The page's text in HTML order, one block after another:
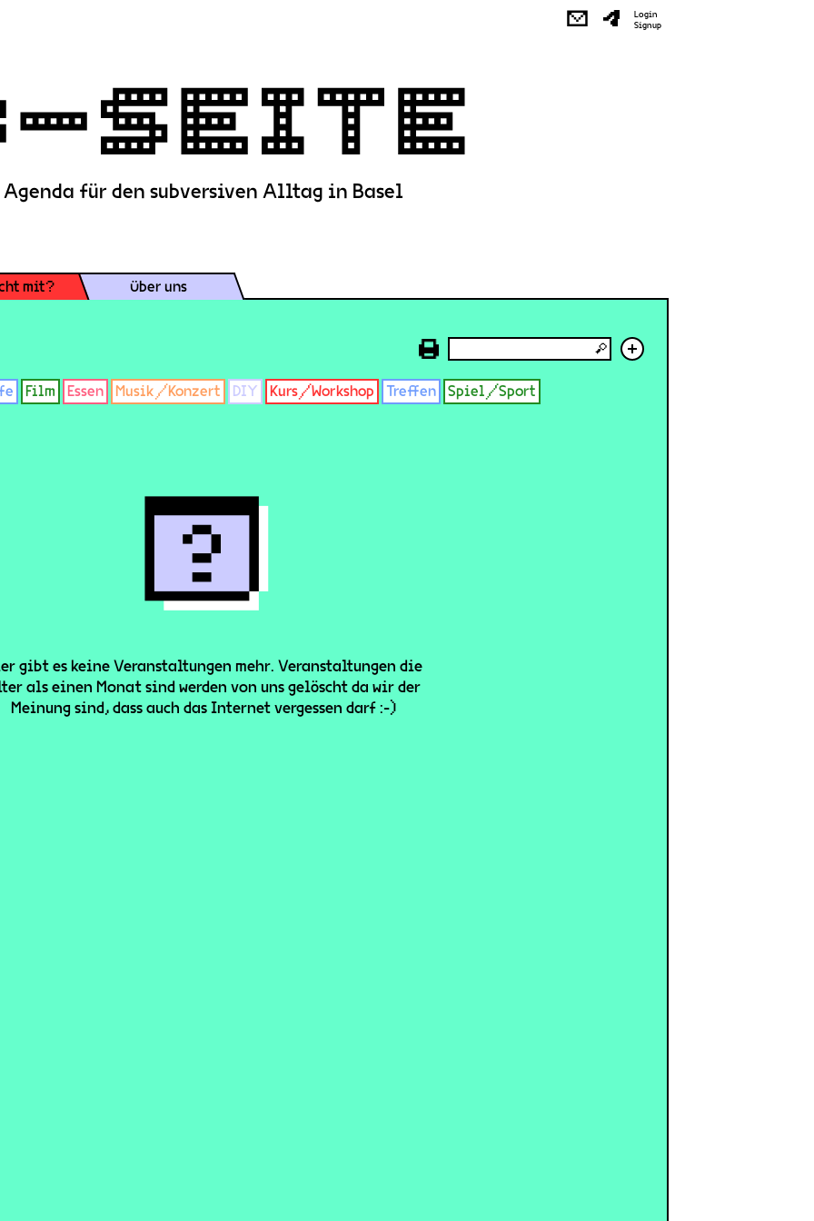
✉
Login
Signup
Agenda für den subversiven Alltag in Basel
mit? Über uns
+
Film Essen Musik/Konzert DIY Kurs/Workshop Treffen Spiel/Sport
gibt es keine Veranstaltungen mehr. Veranstaltungen die
als einen Monat sind werden von uns gelöscht da wir der
Meinung sind, dass auch das Internet vergessen darf :-)